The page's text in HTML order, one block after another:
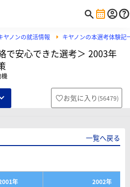
ヤノンの就活情報 キヤノンの本選考体験記
で安心できた選考＞ 2003年
機
お気に入り (56479)
一覧へ戻る
年
2002年